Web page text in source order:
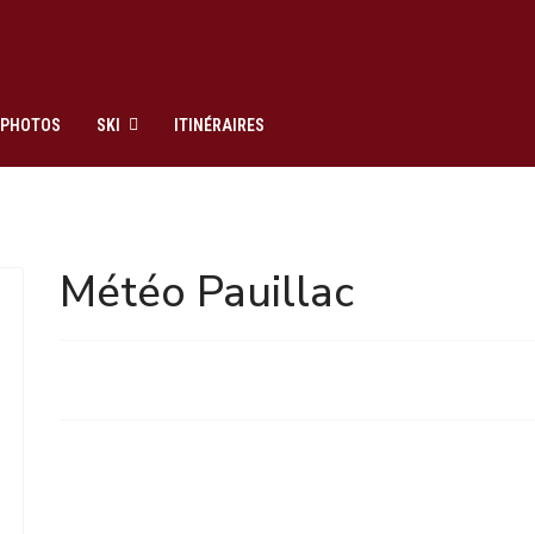
PHOTOS SKI ITINÉRAIRES
Météo Pauillac